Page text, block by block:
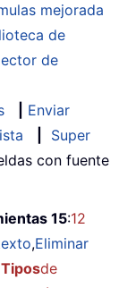
mejorada
de
de
Enviar
Super
con fuente
15:12
,Eliminar
Tiposde